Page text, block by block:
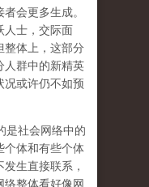
会更多生成。
人士，交际面
整体上，这部分
人群中的新精英
况或许仍不如预
是社会网络中的
个体和有些个体
生直接联系，
络整体看好像网